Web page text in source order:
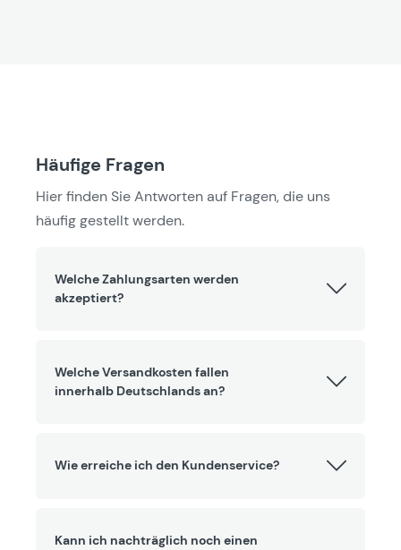
Häufige Fragen
Hier finden Sie Antworten auf Fragen, die uns
häufig gestellt werden.
Welche Zahlungsarten werden
akzeptiert?
Welche Versandkosten fallen
innerhalb Deutschlands an?
Wie erreiche ich den Kundenservice?
Kann ich nachträglich noch einen